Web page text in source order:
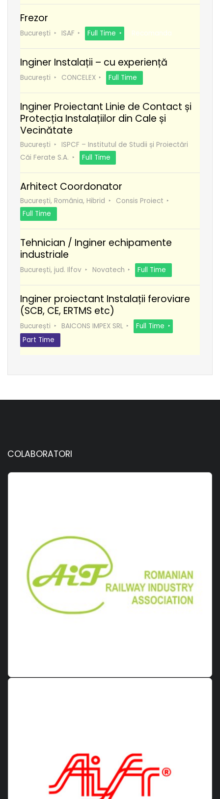
Frezor
București ISAF Full Time Recomanda
Inginer Instalații – cu experiență
București CONCELEX Full Time
Inginer Proiectant Linie de Contact și
Protecția Instalațiilor din Cale și
Vecinătate
București
ISPCF – Institutul de Studii și Proiectări
Căi Ferate S.A.
Full Time
Arhitect Coordonator
București, România, Hibrid
Consis Proiect
Full Time
Tehnician / Inginer echipamente
industriale
București, jud. Ilfov Novatech Full Time
Inginer proiectant Instalații feroviare
(SCB, CE, ERTMS etc)
București BAICONS IMPEX SRL
Full Time
Part Time
COLABORATORI